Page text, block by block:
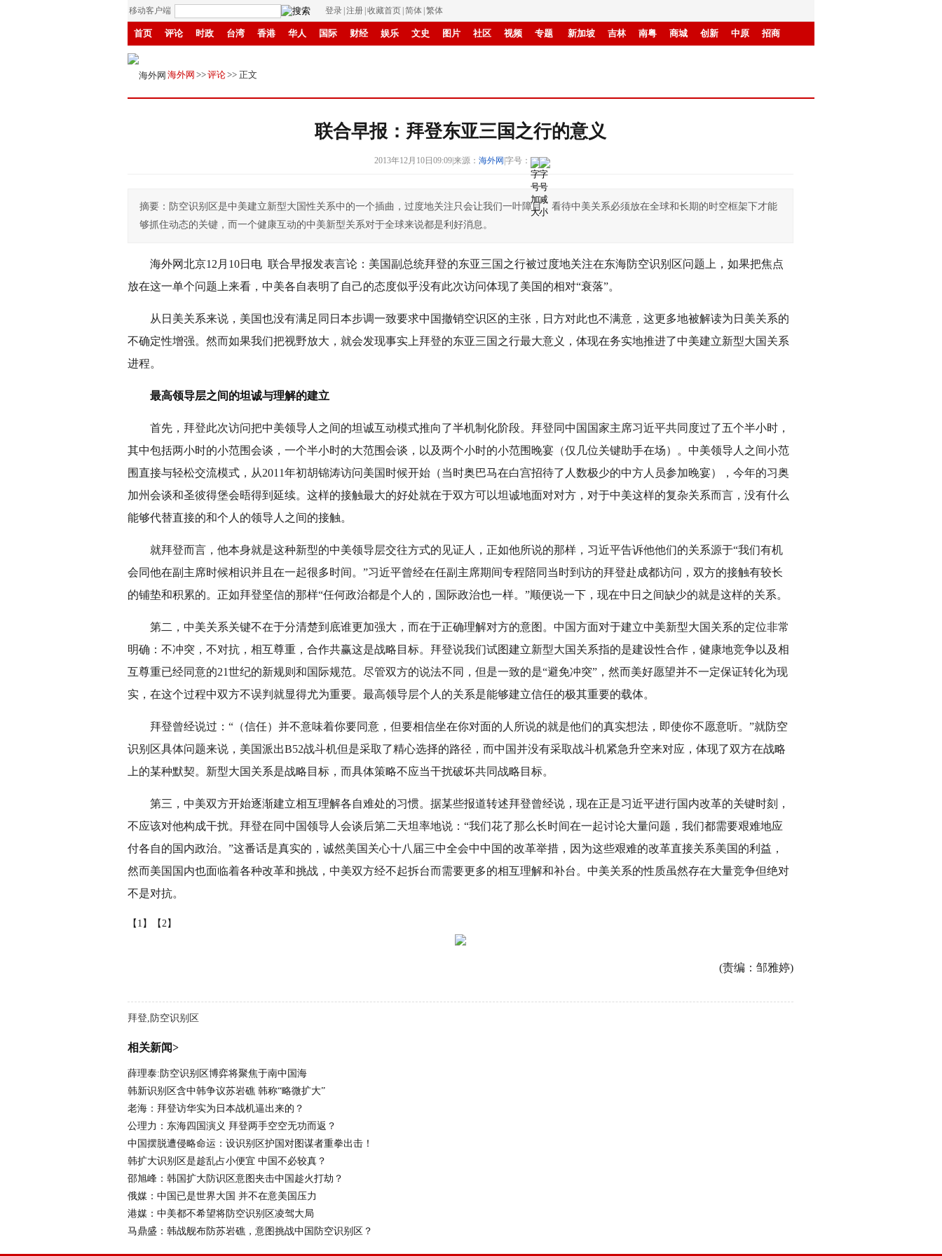
移动客户端 登录 注册 收藏首页 简体 繁体
首页 评论 时政 台湾 香港 华人 国际 财经 娱乐 文史 图片 社区 视频 专题 新加坡 吉林 南粤 商城 创新 中原 招商
县域
海外网 >>评论>> 正文
联合早报：拜登东亚三国之行的意义
2013年12月10日09:09|来源： 海外网 字号：
摘要：防空识别区是中美建立新型大国性关系中的一个插曲，过度地关注只会让我们一叶障目，看待中美关系必须放在全球和长期的时空框架下才能
够抓住动态的关键，而一个健康互动的中美新型关系对于全球来说都是利好消息。
海外网北京12月10日电 联合早报发表言论：美国副总统拜登的东亚三国之行被过度地关注在东海防空识别区问题上，如果把焦点
放在这一单个问题上来看，中美各自表明了自己的态度似乎没有此次访问体现了美国的相对“衰落”。
从日美关系来说，美国也没有满足同日本步调一致要求中国撤销空识区的主张，日方对此也不满意，这更多地被解读为日美关系的
不确定性增强。然而如果我们把视野放大，就会发现事实上拜登的东亚三国之行最大意义，体现在务实地推进了中美建立新型大国关系
进程。
最高领导层之间的坦诚与理解的建立
首先，拜登此次访问把中美领导人之间的坦诚互动模式推向了半机制化阶段。拜登同中国国家主席习近平共同度过了五个半小时，
其中包括两小时的小范围会谈，一个半小时的大范围会谈，以及两个小时的小范围晚宴（仅几位关键助手在场）。中美领导人之间小范
围直接与轻松交流模式，从2011年初胡锦涛访问美国时候开始（当时奥巴马在白宫招待了人数极少的中方人员参加晚宴），今年的习奥
加州会谈和圣彼得堡会晤得到延续。这样的接触最大的好处就在于双方可以坦诚地面对对方，对于中美这样的复杂关系而言，没有什么
能够代替直接的和个人的领导人之间的接触。
就拜登而言，他本身就是这种新型的中美领导层交往方式的见证人，正如他所说的那样，习近平告诉他他们的关系源于“我们有机
会同他在副主席时候相识并且在一起很多时间。”习近平曾经在任副主席期间专程陪同当时到访的拜登赴成都访问，双方的接触有较长
的铺垫和积累的。正如拜登坚信的那样“任何政治都是个人的，国际政治也一样。”顺便说一下，现在中日之间缺少的就是这样的关系。
第二，中美关系关键不在于分清楚到底谁更加强大，而在于正确理解对方的意图。中国方面对于建立中美新型大国关系的定位非常
明确：不冲突，不对抗，相互尊重，合作共赢这是战略目标。拜登说我们试图建立新型大国关系指的是建设性合作，健康地竞争以及相
互尊重已经同意的21世纪的新规则和国际规范。尽管双方的说法不同，但是一致的是“避免冲突”，然而美好愿望并不一定保证转化为现
实，在这个过程中双方不误判就显得尤为重要。最高领导层个人的关系是能够建立信任的极其重要的载体。
拜登曾经说过：“（信任）并不意味着你要同意，但要相信坐在你对面的人所说的就是他们的真实想法，即使你不愿意听。”就防空
识别区具体问题来说，美国派出B52战斗机但是采取了精心选择的路径，而中国并没有采取战斗机紧急升空来对应，体现了双方在战略
上的某种默契。新型大国关系是战略目标，而具体策略不应当干扰破坏共同战略目标。
第三，中美双方开始逐渐建立相互理解各自难处的习惯。据某些报道转述拜登曾经说，现在正是习近平进行国内改革的关键时刻，
不应该对他构成干扰。拜登在同中国领导人会谈后第二天坦率地说：“我们花了那么长时间在一起讨论大量问题，我们都需要艰难地应
付各自的国内政治。”这番话是真实的，诚然美国关心十八届三中全会中中国的改革举措，因为这些艰难的改革直接关系美国的利益，
然而美国国内也面临着各种改革和挑战，中美双方经不起拆台而需要更多的相互理解和补台。中美关系的性质虽然存在大量竞争但绝对
不是对抗。
【1】 【2】
(责编：邹雅婷)
拜登,防空识别区
相关新闻>
薛理泰:防空识别区博弈将聚焦于南中国海
韩新识别区含中韩争议苏岩礁 韩称“略微扩大”
老海：拜登访华实为日本战机逼出来的？
公理力：东海四国演义 拜登两手空空无功而返？
中国摆脱遭侵略命运：设识别区护国对图谋者重拳出击！
韩扩大识别区是趁乱占小便宜 中国不必较真？
邵旭峰：韩国扩大防识区意图夹击中国趁火打劫？
俄媒：中国已是世界大国 并不在意美国压力
港媒：中美都不希望将防空识别区凌驾大局
马鼎盛：韩战舰布防苏岩礁，意图挑战中国防空识别区？